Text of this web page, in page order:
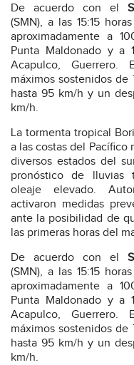
De acuerdo con el
(SMN), a las 15:15
aproximadamente a
Punta Maldonado y a
Acapulco, Guerrero.
máximos sostenidos
hasta 95 km/h y un
km/h.
La tormenta tropical
a las costas del
diversos estados del
pronóstico de lluvias
oleaje elevado.
activaron medidas
ante la posibilidad de
las primeras horas del
De acuerdo con el
(SMN), a las 15:15
aproximadamente a
Punta Maldonado y a
Acapulco, Guerrero.
máximos sostenidos
hasta 95 km/h y un
km/h.